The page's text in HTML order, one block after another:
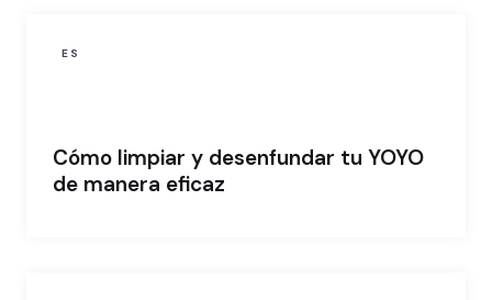
ES
Cómo limpiar y desenfundar tu YOYO
de manera eficaz